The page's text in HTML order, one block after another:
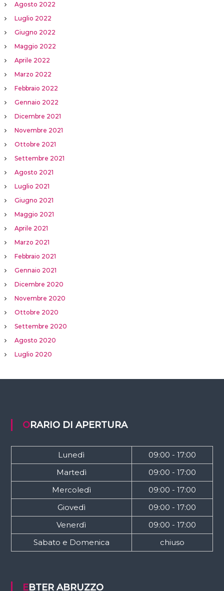
Agosto 2022
Luglio 2022
Giugno 2022
Maggio 2022
Aprile 2022
Marzo 2022
Febbraio 2022
Gennaio 2022
Dicembre 2021
Novembre 2021
Ottobre 2021
Settembre 2021
Agosto 2021
Luglio 2021
Giugno 2021
Maggio 2021
Aprile 2021
Marzo 2021
Febbraio 2021
Gennaio 2021
Dicembre 2020
Novembre 2020
Ottobre 2020
Settembre 2020
Agosto 2020
Luglio 2020
ORARIO DI APERTURA
Lunedì
09:00 - 17:00
Martedì
09:00 - 17:00
Mercoledì
09:00 - 17:00
Giovedì
09:00 - 17:00
Venerdì
09:00 - 17:00
Sabato e Domenica
chiuso
EBTER ABRUZZO